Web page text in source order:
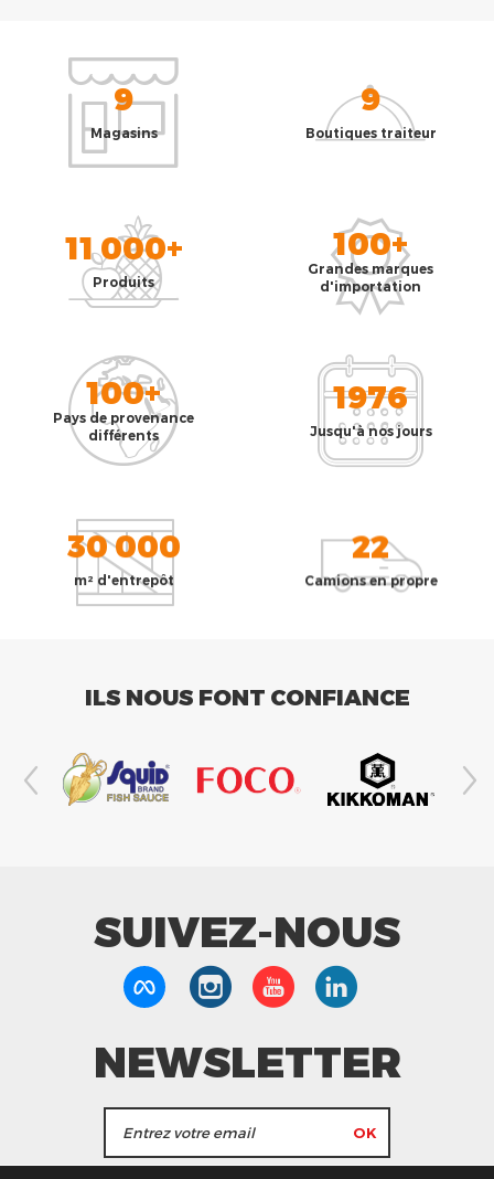
9
Magasins
9
Boutiques traiteur
11 000+
Produits
100+
Grandes marques
d'importation
100+
Pays de provenance
différents
1976
Jusqu'à nos jours
30 000
m² d'entrepôt
22
Camions en propre
ILS NOUS FONT CONFIANCE
SUIVEZ-NOUS
NEWSLETTER